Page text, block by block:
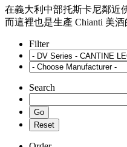
在義大利中部托斯卡尼鄰近
而這裡也是生產 Chianti 美
Filter
Search